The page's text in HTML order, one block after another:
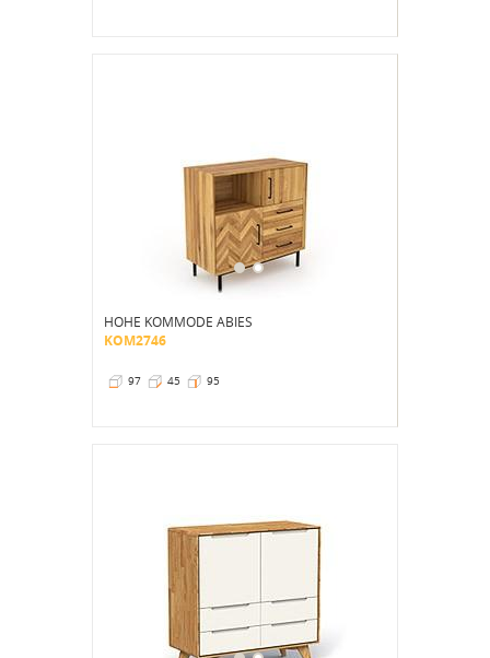
HOHE KOMMODE ABIES
KOM2746
97 45 95